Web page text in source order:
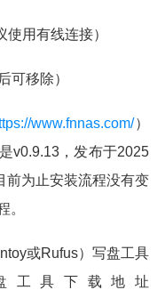
使用有线连接）
可移除）
www.fnnas.com/）
v0.9.13，发布于2025
前为止安装流程没有变
。
或Rufus）写盘工具
工具下载地址